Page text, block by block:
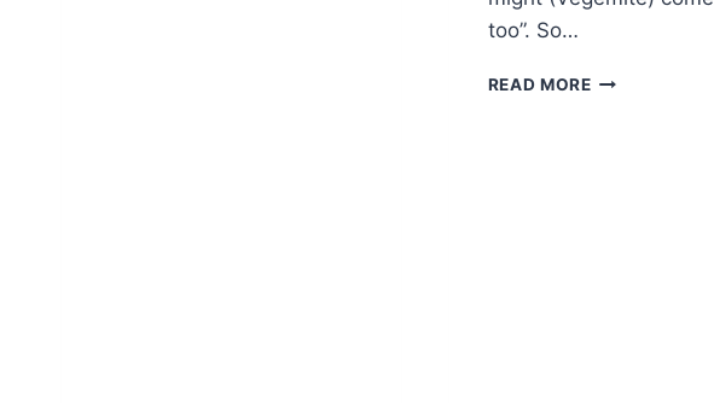
too”. So…
READ MOREAUSTRALIANA